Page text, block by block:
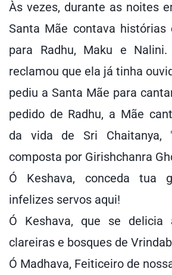
Às vezes, durante as noites
Santa Mãe contava
para Radhu, Maku e
reclamou que ela já tinha
pediu a Santa Mãe para
pedido de Radhu, a Mãe
da vida de Sri Chaitanya,
composta por Girishchanra
Ó Keshava, conceda tua
infelizes servos aqui!
Ó Keshava, que se delicia
clareiras e bosques de
Ó Madhava, Feiticeiro de